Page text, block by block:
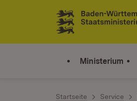
Zum Inhalt springen
Link zur Startseite
Ministerium
Startseite Service